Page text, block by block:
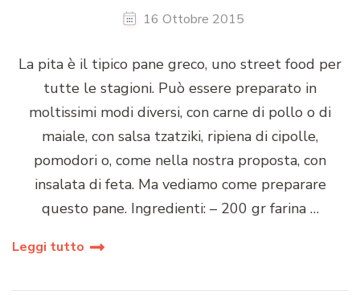
16 Ottobre 2015
La pita è il tipico pane greco, uno street food per
tutte le stagioni. Può essere preparato in
moltissimi modi diversi, con carne di pollo o di
maiale, con salsa tzatziki, ripiena di cipolle,
pomodori o, come nella nostra proposta, con
insalata di feta. Ma vediamo come preparare
questo pane. Ingredienti: – 200 gr farina …
Leggi tutto